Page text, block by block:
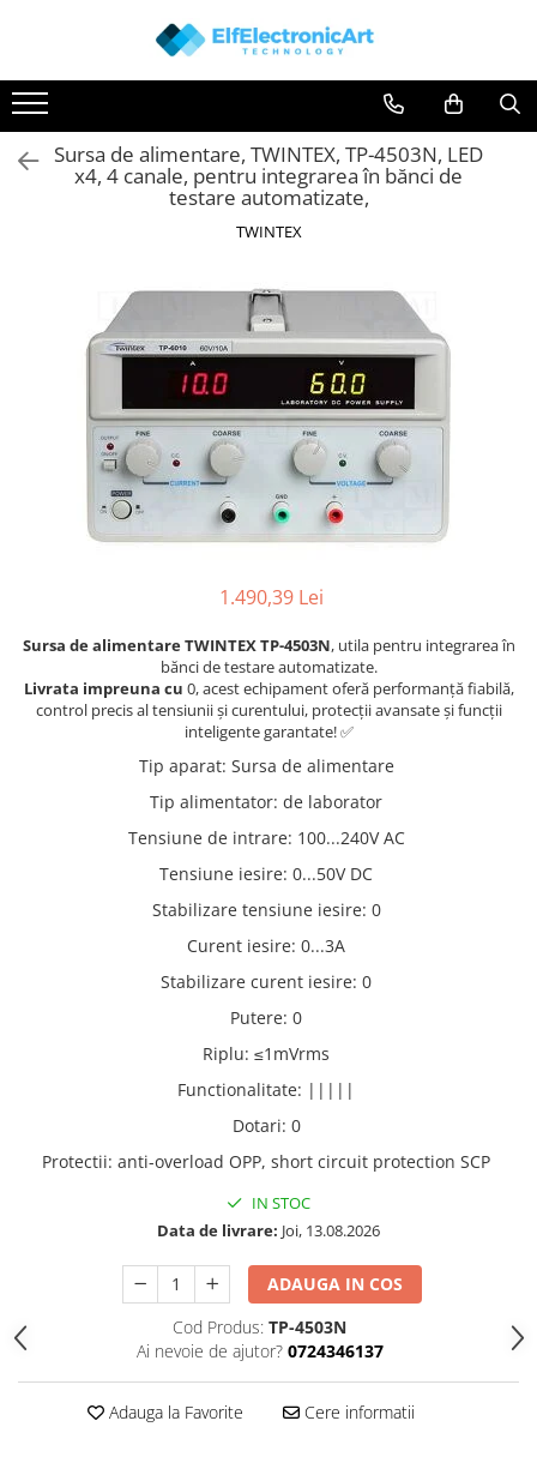
Toate Produsele
Audio
Auto
Instrumente de masura si control
Surse de alimentare
Osciloscoape
Osciloscoape AXIOMET
Osciloscoape HANTEK
Osciloscoape KEYSIGHT
Osciloscoape Peaktech
Osciloscoape ROHDE & SCHWARZ
Osciloscoape TELEDYNE LECROY
Osciloscoape UNI-T
Sursa de alimentare, TWINTEX, TP-4503N, LED
x4, 4 canale, pentru integrarea în bănci de
testare automatizate,
TWINTEX
1.490,39 Lei
Sursa de alimentare TWINTEX TP-4503N, utila pentru integrarea în
bănci de testare automatizate.
Livrata impreuna cu 0, acest echipament oferă performanță fiabilă,
control precis al tensiunii și curentului, protecții avansate și funcții
inteligente garantate! ✅
Tip aparat: Sursa de alimentare
Tip alimentator: de laborator
Tensiune de intrare: 100...240V AC
Tensiune iesire: 0...50V DC
Stabilizare tensiune iesire: 0
Curent iesire: 0...3A
Stabilizare curent iesire: 0
Putere: 0
Riplu: ≤1mVrms
Functionalitate: |||||
Dotari: 0
Protectii: anti-overload OPP, short circuit protection SCP
IN STOC
Data de livrare: Joi, 13.08.2026
ADAUGA IN COS
Cod Produs: TP-4503N
Ai nevoie de ajutor? 0724346137
Adauga la Favorite Cere informatii